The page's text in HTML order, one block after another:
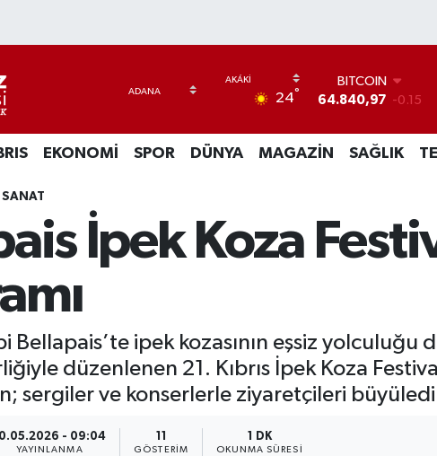
24°
64.840,97
-0.15
DOLAR
EURO
55,2510 0.32
6660.55
0
BİST100
EKONOMİ SPOR DÜNYA MAGAZİN SAĞLIK
SANAT
İpek Koza
Bellapais’te ipek kozasının eşsiz yolculuğu
düzenlenen 21. Kıbrıs İpek Koza
sergiler ve konserlerle ziyaretçileri
- 09:04
YAYINLANMA GÖSTERIM
1 DK
OKUNMA SÜRESI
Fikstür